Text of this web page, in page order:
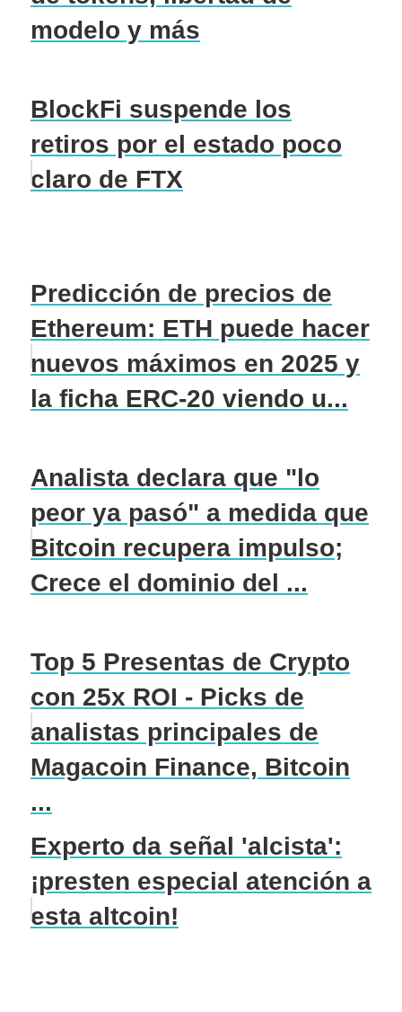
modelo y más
BlockFi suspende los
retiros por el estado poco
claro de FTX
Predicción de precios de
Ethereum: ETH puede hacer
nuevos máximos en 2025 y
la ficha ERC-20 viendo u...
Analista declara que "lo
peor ya pasó" a medida que
Bitcoin recupera impulso;
Crece el dominio del ...
Top 5 Presentas de Crypto
con 25x ROI - Picks de
analistas principales de
Magacoin Finance, Bitcoin
...
Experto da señal 'alcista':
¡presten especial atención a
esta altcoin!